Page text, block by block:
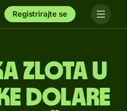
Registrirajte se
zlota u
dolare